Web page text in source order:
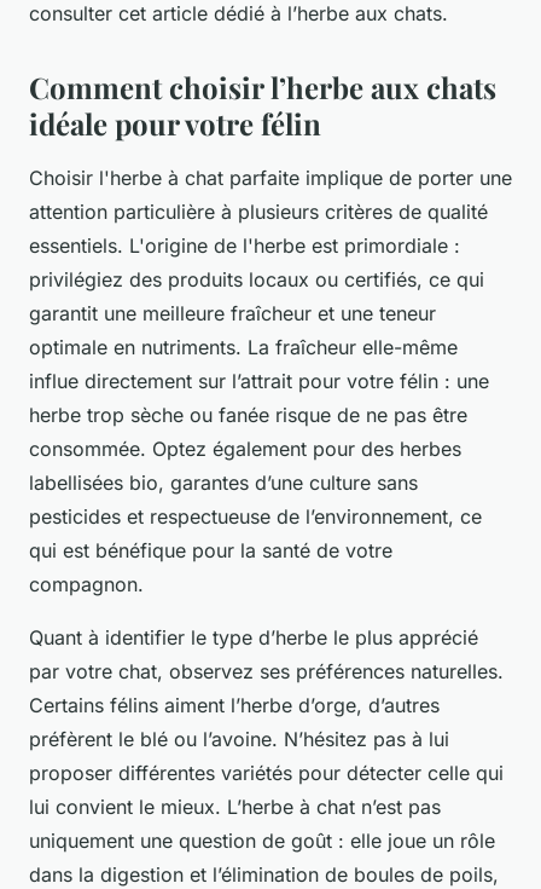
consulter cet article dédié à l’herbe aux chats.
Comment choisir l’herbe aux chats
idéale pour votre félin
Choisir l'herbe à chat parfaite implique de porter une
attention particulière à plusieurs critères de qualité
essentiels. L'origine de l'herbe est primordiale :
privilégiez des produits locaux ou certifiés, ce qui
garantit une meilleure fraîcheur et une teneur
optimale en nutriments. La fraîcheur elle-même
influe directement sur l’attrait pour votre félin : une
herbe trop sèche ou fanée risque de ne pas être
consommée. Optez également pour des herbes
labellisées bio, garantes d’une culture sans
pesticides et respectueuse de l’environnement, ce
qui est bénéfique pour la santé de votre
compagnon.
Quant à identifier le type d’herbe le plus apprécié
par votre chat, observez ses préférences naturelles.
Certains félins aiment l’herbe d’orge, d’autres
préfèrent le blé ou l’avoine. N’hésitez pas à lui
proposer différentes variétés pour détecter celle qui
lui convient le mieux. L’herbe à chat n’est pas
uniquement une question de goût : elle joue un rôle
dans la digestion et l’élimination de boules de poils,